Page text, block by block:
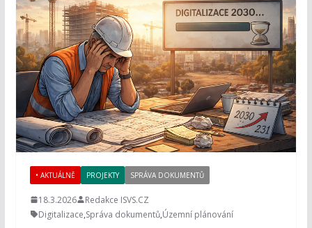
• AKTUÁLNĚ PROJEKTY SPRÁVA DOKUMENTŮ
18.3.2026
Redakce ISVS.CZ
Digitalizace,Správa dokumentů,Územní plánování